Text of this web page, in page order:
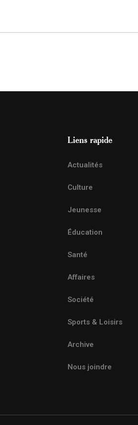
Liens rapide
Actualités
Culture
Jeunesse
Éducation
Santé
Affaires
Société
Sports & Loisirs
Archive
Nous joindre